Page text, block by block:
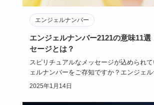
エンジェルナンバー
エンジェルナンバー2121の意味11選
セージとは？
スピリチュアルなメッセージが込められ
ェルナンバーをご存知ですか？エンジェル
には仕事や…
2025年1月14日